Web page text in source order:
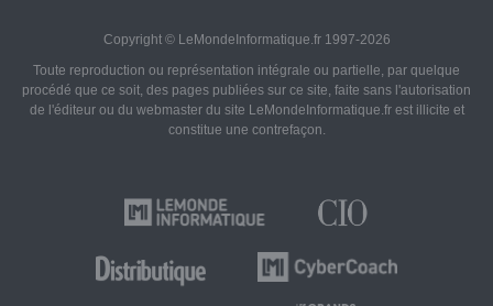
Copyright © LeMondeInformatique.fr 1997-2026
Toute reproduction ou représentation intégrale ou partielle, par quelque
procédé que ce soit, des pages publiées sur ce site, faite sans l'autorisation
de l'éditeur ou du webmaster du site LeMondeInformatique.fr est illicite et
constitue une contrefaçon.